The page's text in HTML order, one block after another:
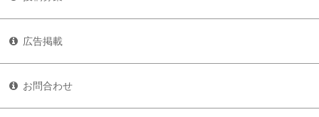
広告掲載
お問合わせ